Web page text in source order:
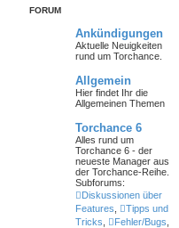
FORUM
Ankündigungen
Aktuelle Neuigkeiten
rund um Torchance.
Allgemein
Hier findet Ihr die
Allgemeinen Themen
Torchance 6
Alles rund um
Torchance 6 - der
neueste Manager aus
der Torchance-Reihe.
Subforums:
Diskussionen über
Features
Tipps und
Tricks
Fehler/Bugs